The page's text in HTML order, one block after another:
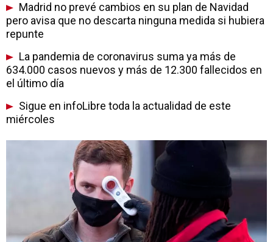
Madrid no prevé cambios en su plan de Navidad
pero avisa que no descarta ninguna medida si hubiera
repunte
La pandemia de coronavirus suma ya más de
634.000 casos nuevos y más de 12.300 fallecidos en
el último día
Sigue en infoLibre toda la actualidad de este
miércoles